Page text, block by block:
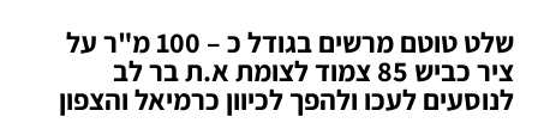
שלט טוטם מרשים בגודל כ – 100 מ"ר על
ציר כביש 85 צמוד לצומת א.ת בר לב
לנוסעים לעכו ולהפך לכיוון כרמיאל והצפון